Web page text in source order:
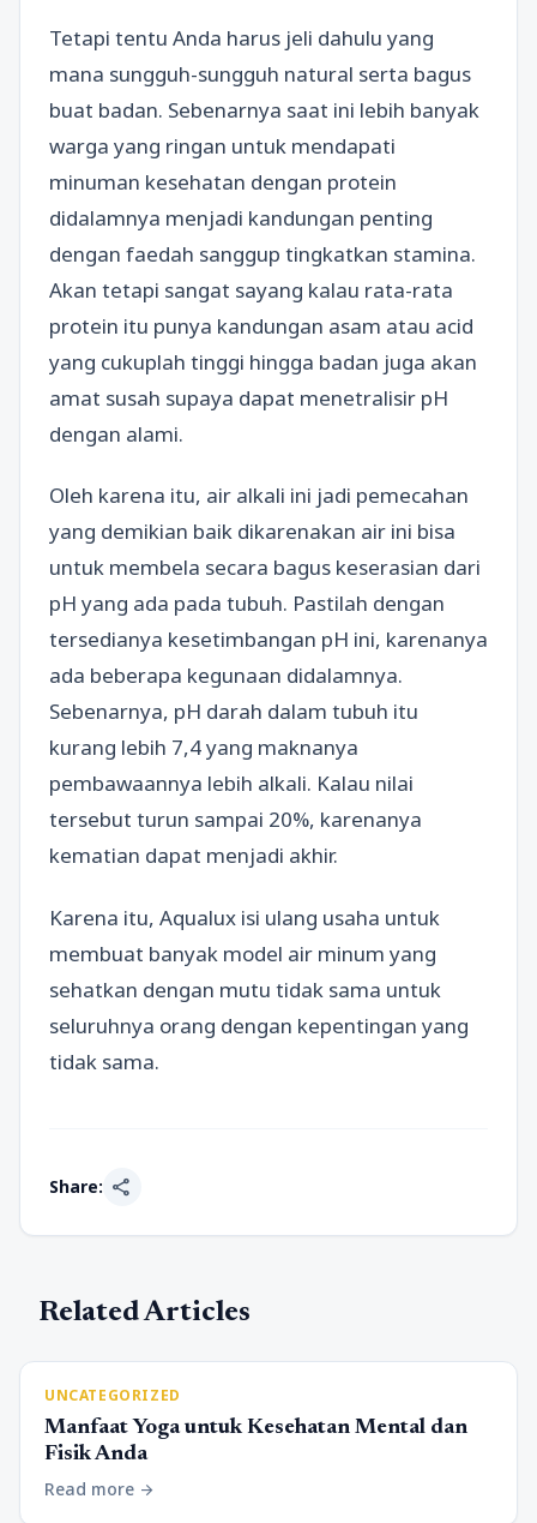
Tetapi tentu Anda harus jeli dahulu yang
mana sungguh-sungguh natural serta bagus
buat badan. Sebenarnya saat ini lebih banyak
warga yang ringan untuk mendapati
minuman kesehatan dengan protein
didalamnya menjadi kandungan penting
dengan faedah sanggup tingkatkan stamina.
Akan tetapi sangat sayang kalau rata-rata
protein itu punya kandungan asam atau acid
yang cukuplah tinggi hingga badan juga akan
amat susah supaya dapat menetralisir pH
dengan alami.
Oleh karena itu, air alkali ini jadi pemecahan
yang demikian baik dikarenakan air ini bisa
untuk membela secara bagus keserasian dari
pH yang ada pada tubuh. Pastilah dengan
tersedianya kesetimbangan pH ini, karenanya
ada beberapa kegunaan didalamnya.
Sebenarnya, pH darah dalam tubuh itu
kurang lebih 7,4 yang maknanya
pembawaannya lebih alkali. Kalau nilai
tersebut turun sampai 20%, karenanya
kematian dapat menjadi akhir.
Karena itu, Aqualux isi ulang usaha untuk
membuat banyak model air minum yang
sehatkan dengan mutu tidak sama untuk
seluruhnya orang dengan kepentingan yang
tidak sama.
Share: share
Related Articles
UNCATEGORIZED
Manfaat Yoga untuk Kesehatan Mental dan
Fisik Anda
Read more arrow_forward